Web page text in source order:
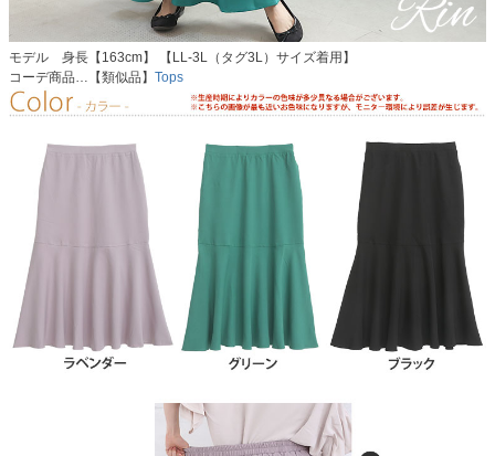
モデル 身長【163cm】 【LL-3L（タグ3L）サイズ着用】
コーデ商品…【類似品】 Tops